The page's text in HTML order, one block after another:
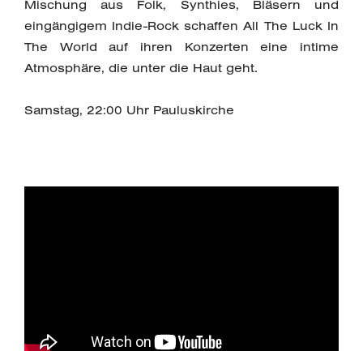
Mischung aus Folk, Synthies, Bläsern und
eingängigem Indie-Rock schaffen All The Luck In
The World auf ihren Konzerten eine intime
Atmosphäre, die unter die Haut geht.
Samstag, 22:00 Uhr Pauluskirche